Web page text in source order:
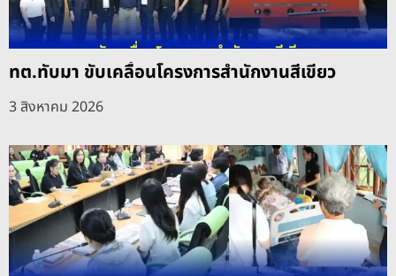
ทต.ทับมา ขับเคลื่อนโครงการสำนักงานสีเขียว
3 สิงหาคม 2026